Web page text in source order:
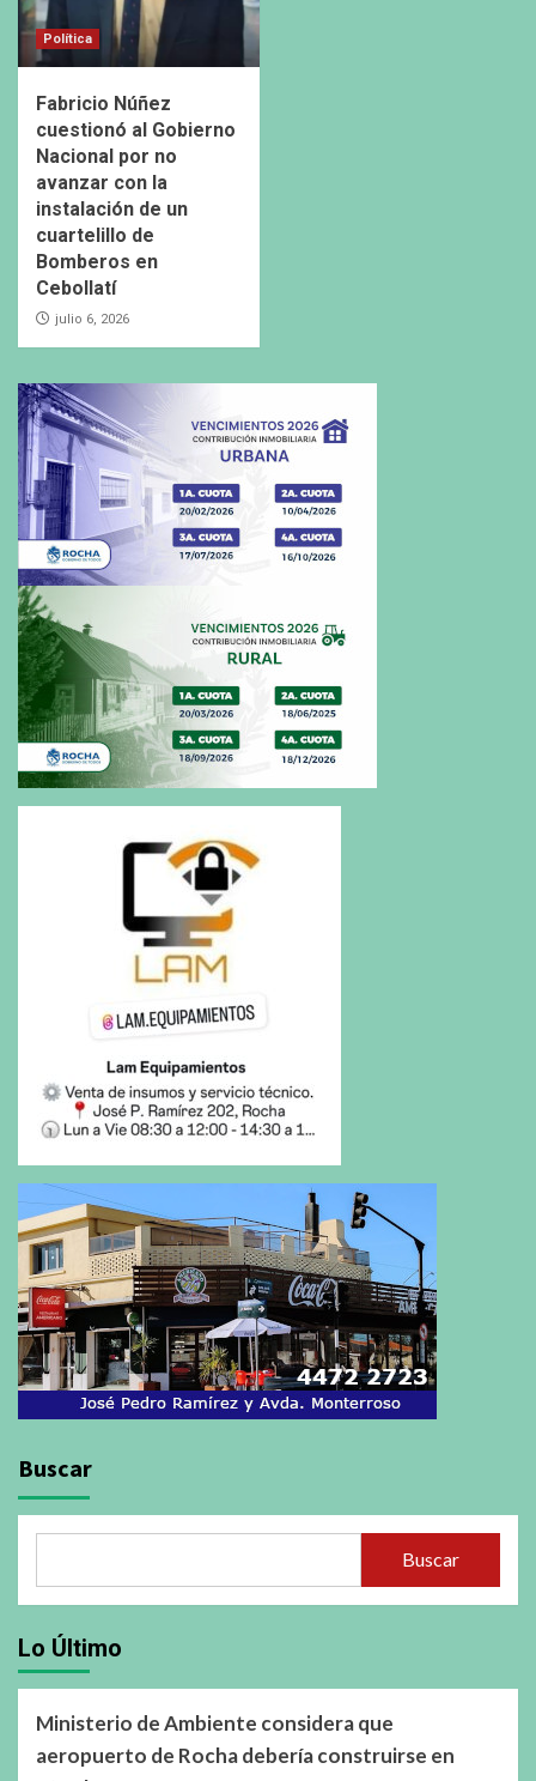
Política
Fabricio Núñez
cuestionó al Gobierno
Nacional por no
avanzar con la
instalación de un
cuartelillo de
Bomberos en
Cebollatí
julio 6, 2026
Buscar
Buscar
Lo Último
Ministerio de Ambiente considera que
aeropuerto de Rocha debería construirse en